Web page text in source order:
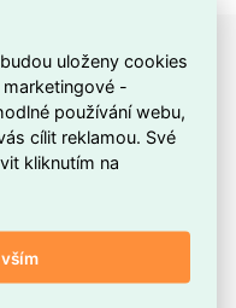
Svítidla,
výrobce Ideal Lux,
328294. PING PONG
PING PONG TL2
uloženy cookies
marketingové -
používání webu,
cílit reklamou. Své
kliknutím na